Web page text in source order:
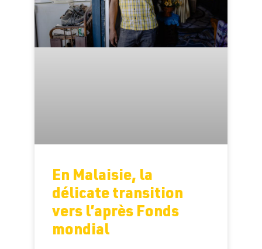
En Malaisie, la
délicate transition
vers l’après Fonds
mondial